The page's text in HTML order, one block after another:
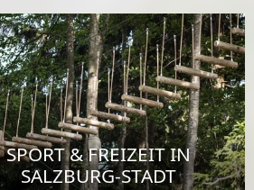
SPORT & FREIZEIT IN
SALZBURG-STADT